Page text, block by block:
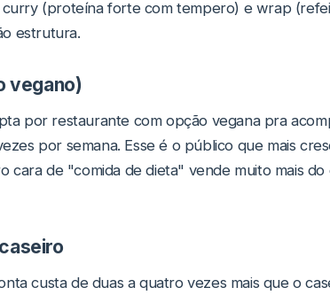
(proteína forte com tempero) e wrap
estrutura.
vegano)
por restaurante com opção vegana pra
por semana. Esse é o público que mais
de "comida de dieta" vende muito mais do
custa de duas a quatro vezes mais que o